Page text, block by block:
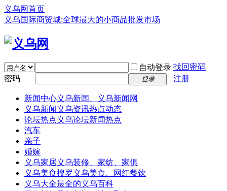
义乌网首页
义乌国际商贸城:全球最大的小商品批发市场
自动登录 找回密码
密码
登录 注册
新闻中心义乌新闻、义乌新闻网
义乌新闻 义乌资讯热点动态
论坛热点 义乌论坛新闻热点
汽车
亲子
婚嫁
义乌家居义乌装修、家纺、家俱
义乌美食搜罗义乌美食、网红餐饮
义乌大全最全的义乌百科